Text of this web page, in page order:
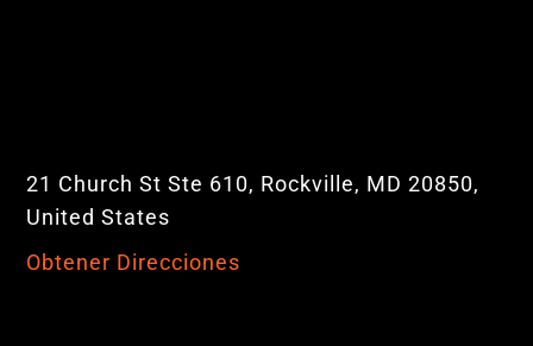
21 Church St Ste 610, Rockville, MD 20850,
United States
Obtener Direcciones